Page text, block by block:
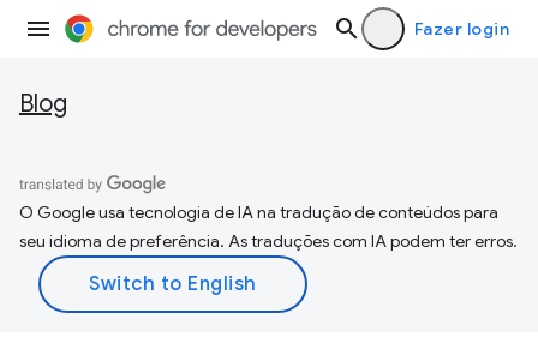
Fazer login
Blog
O Google usa tecnologia de IA na tradução de conteúdos para
seu idioma de preferência. As traduções com IA podem ter erros.